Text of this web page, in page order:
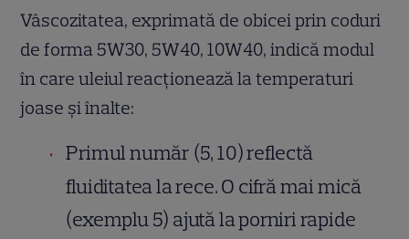
Vâscozitatea, exprimată de obicei prin coduri
de forma 5W30, 5W40, 10W40, indică modul
în care uleiul reacționează la temperaturi
joase și înalte:
Primul număr (5, 10) reflectă
fluiditatea la rece. O cifră mai mică
(exemplu 5) ajută la porniri rapide